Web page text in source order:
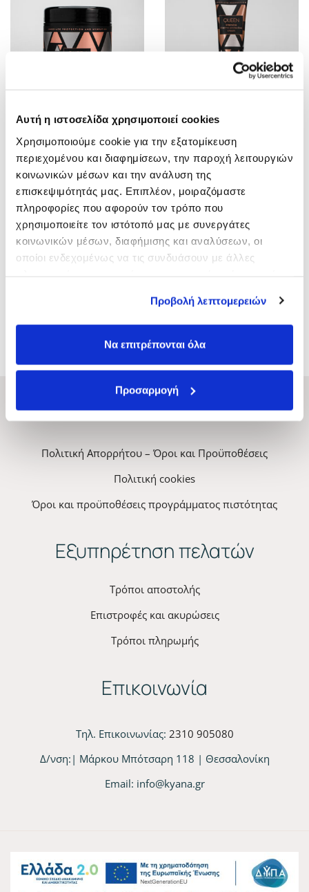
Αυτή η ιστοσελίδα χρησιμοποιεί cookies
Χρησιμοποιούμε cookie για την εξατομίκευση
περιεχομένου και διαφημίσεων, την παροχή λειτουργιών
κοινωνικών μέσων και την ανάλυση της
επισκεψιμότητάς μας. Επιπλέον, μοιραζόμαστε
πληροφορίες που αφορούν τον τρόπο που
χρησιμοποιείτε τον ιστότοπό μας με συνεργάτες
κοινωνικών μέσων, διαφήμισης και αναλύσεων, οι
οποίοι ενδεχομένως να τις συνδυάσουν με άλλες
Προβολή λεπτομερειών
Να επιτρέπονται όλα
Προσαρμογή
QUEEN MASK FOR USE
AFTER TECHNICAL
PROCEDURES
THERMOPROTECTIVE
CREAM
ΜΑΣΚΑ SUNCARE
ΚYANA Professional Hair
Πολιτική Απορρήτου – Όροι και Προϋποθέσεις
Πολιτική cookies
Όροι και προϋποθέσεις προγράμματος πιστότητας
Εξυπηρέτηση πελατών
Τρόποι αποστολής
Επιστροφές και ακυρώσεις
Τρόποι πληρωμής
Επικοινωνία
Τηλ. Επικοινωνίας: 2310 905080
Δ/νση:| Μάρκου Μπότσαρη 118 | Θεσσαλονίκη
Email: info@kyana.gr